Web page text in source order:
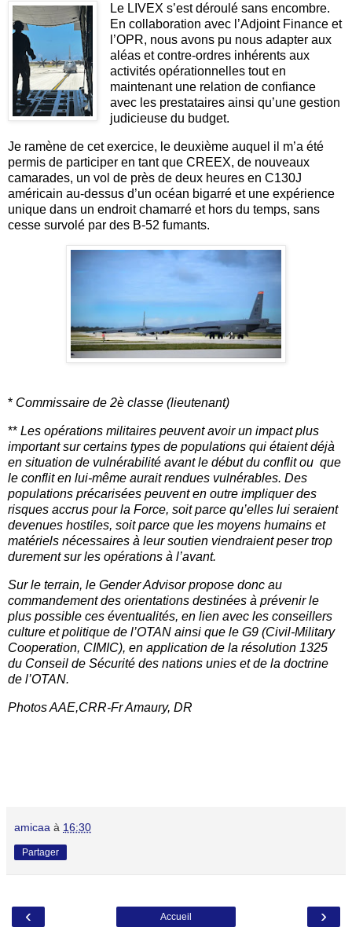
Le LIVEX s’est déroulé sans encombre.
En collaboration avec l’Adjoint Finance et
l’OPR, nous avons pu nous adapter aux
aléas et contre-ordres inhérents aux
activités opérationnelles tout en
maintenant une relation de confiance
avec les prestataires ainsi qu’une gestion
judicieuse du budget.
Je ramène de cet exercice, le deuxième auquel il m’a été
permis de participer en tant que CREEX, de nouveaux
camarades, un vol de près de deux heures en C130J
américain au-dessus d’un océan bigarré et une expérience
unique dans un endroit chamarré et hors du temps, sans
cesse survolé par des B-52 fumants.
* Commissaire de 2è classe (lieutenant)
** Les opérations militaires peuvent avoir un impact plus
important sur certains types de populations qui étaient déjà
en situation de vulnérabilité avant le début du conflit ou que
le conflit en lui-même aurait rendues vulnérables. Des
populations précarisées peuvent en outre impliquer des
risques accrus pour la Force, soit parce qu’elles lui seraient
devenues hostiles, soit parce que les moyens humains et
matériels nécessaires à leur soutien viendraient peser trop
durement sur les opérations à l’avant.
Sur le terrain, le Gender Advisor propose donc au
commandement des orientations destinées à prévenir le
plus possible ces éventualités, en lien avec les conseillers
culture et politique de l’OTAN ainsi que le G9 (Civil-Military
Cooperation, CIMIC), en application de la résolution 1325
du Conseil de Sécurité des nations unies et de la doctrine
de l’OTAN.
Photos AAE,CRR-Fr Amaury, DR
amicaa à 16:30
Partager
‹ ›
Accueil